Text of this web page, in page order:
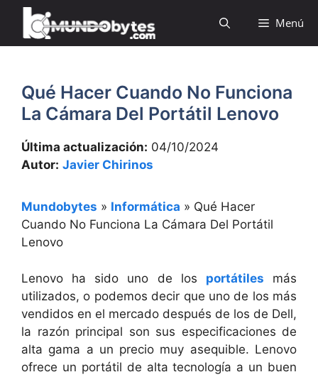
Saltar
contenido
Menú
Qué Hacer Cuando No Funciona
La Cámara Del Portátil Lenovo
Última actualización: 04/10/2024
Autor: Javier Chirinos
Mundobytes » Informática » Qué Hacer
Cuando No Funciona La Cámara Del Portátil
Lenovo
Lenovo ha sido uno de los portátiles más
utilizados, o podemos decir que uno de los más
vendidos en el mercado después de los de Dell,
la razón principal son sus especificaciones de
alta gama a un precio muy asequible. Lenovo
ofrece un portátil de alta tecnología a un buen